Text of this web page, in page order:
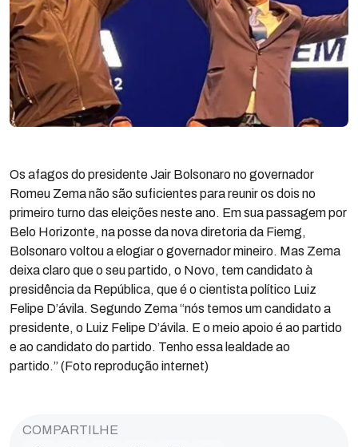
Os afagos do presidente Jair Bolsonaro no governador
Romeu Zema não são suficientes para reunir os dois no
primeiro turno das eleições neste ano. Em sua passagem por
Belo Horizonte, na posse da nova diretoria da Fiemg,
Bolsonaro voltou a elogiar o governador mineiro. Mas Zema
deixa claro que o seu partido, o Novo, tem candidato à
presidência da República, que é o cientista político Luiz
Felipe D’ávila. Segundo Zema “nós temos um candidato a
presidente, o Luiz Felipe D’ávila. E o meio apoio é ao partido
e ao candidato do partido. Tenho essa lealdade ao
partido.” (Foto reprodução internet)
COMPARTILHE